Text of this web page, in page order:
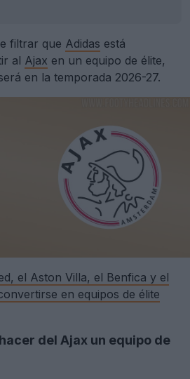
filtrar que Adidas está
al Ajax en un equipo de élite,
en la temporada 2026-27.
el Aston Villa, el Benfica y el
en equipos de élite
del Ajax un equipo de